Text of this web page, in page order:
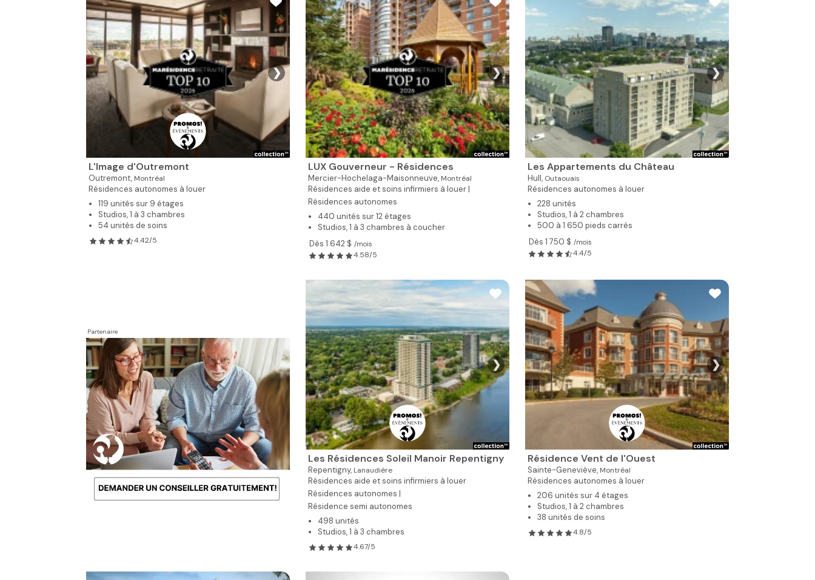
❯
L'Image d'Outremont
Outremont, Montréal
Résidences autonomes à louer
119 unités sur 9 étages
Studios, 1 à 3 chambres
54 unités de soins
4.42/5
❯
LUX Gouverneur - Résidences
Mercier-Hochelaga-Maisonneuve, Montréal
Résidences aide et soins infirmiers à louer |
Résidences autonomes
440 unités sur 12 étages
Studios, 1 à 3 chambres à coucher
Dès 1 642 $ /mois
4.58/5
❯
Les Appartements du Château
Hull, Outaouais
Résidences autonomes à louer
228 unités
Studios, 1 à 2 chambres
500 à 1 650 pieds carrés
Dès 1 750 $ /mois
4.4/5
Partenaire
❯
Les Résidences Soleil Manoir Repentigny
Repentigny, Lanaudière
Résidences aide et soins infirmiers à louer
Résidences autonomes |
Résidence semi autonomes
498 unités
Studios, 1 à 3 chambres
4.67/5
❯
Résidence Vent de l'Ouest
Sainte-Geneviève, Montréal
Résidences autonomes à louer
206 unités sur 4 étages
Studios, 1 à 2 chambres
38 unités de soins
4.8/5